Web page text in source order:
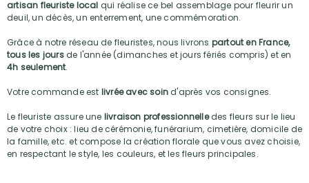
artisan fleuriste local qui réalise ce bel assemblage pour fleurir un
deuil, un décès, un enterrement, une commémoration.
Grâce à notre réseau de fleuristes, nous livrons partout en France,
tous les joursde l'année (dimanches et jours fériés compris) et en
4h seulement.
Votre commande est livrée avec soind'après vos consignes.
Le fleuriste assure une livraison professionnelledes fleurs sur le lieu
de votre choix : lieu de cérémonie, funérarium, cimetière, domicile de
la famille, etc. et compose la création florale que vous avez choisie,
en respectant le style, les couleurs, et les fleurs principales.